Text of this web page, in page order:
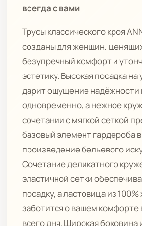
всегда с вами
Трусы классического кроя
созданы для женщин,
безупречный комфорт и
эстетику. Высокая посадка на
дарит ощущение надёжности
одновременно, а нежное
сочетании с мягкой сеткой
базовый элемент гардероба
произведение бельевого
Сочетание деликатного
эластичной сетки
посадку, а ластовица из 100%
заботится о вашем комфорте
всего дня. Широкая боковина